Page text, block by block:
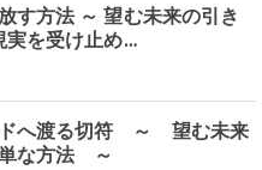
す方法 ～ 望む未来の引き
実を受け止め…
ドへ渡る切符 ～ 望む未来
単な方法 ～